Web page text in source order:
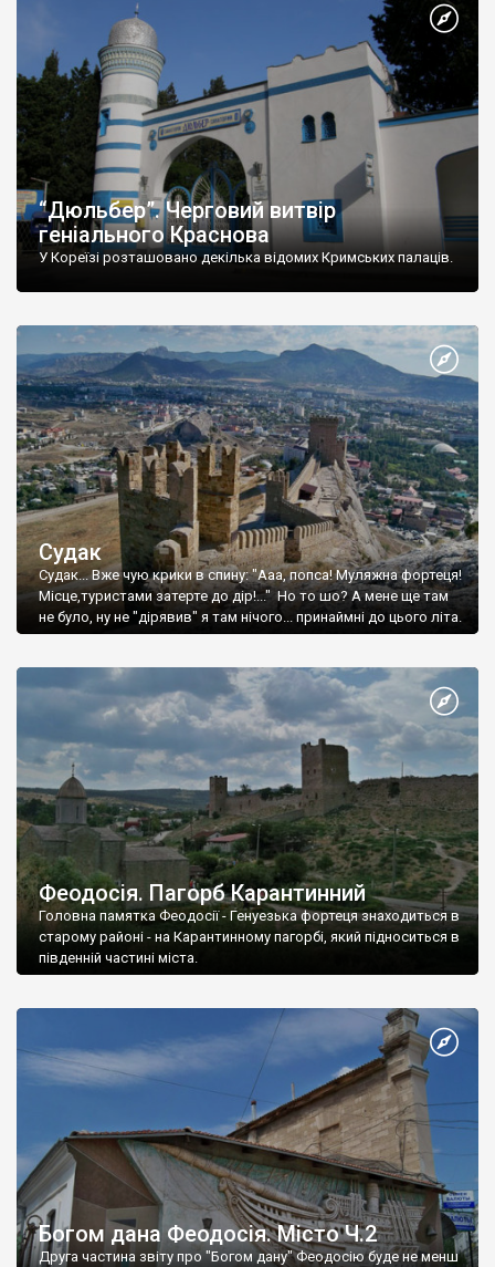
“Дюльбер”. Черговий витвір
геніального Краснова
У Кореїзі розташовано декілька відомих Кримських палаців.
Судак
Судак... Вже чую крики в спину: "Ааа, попса! Муляжна фортеця!
Місце,туристами затерте до дір!..." Но то шо? А мене ще там
не було, ну не "дірявив" я там нічого... принаймні до цього літа.
Феодосія. Пагорб Карантинний
Головна памятка Феодосії - Генуезька фортеця знаходиться в
старому районі - на Карантинному пагорбі, який підноситься в
південній частині міста.
Богом дана Феодосія. Місто Ч.2
Друга частина звіту про "Богом дану" Феодосію буде не менш